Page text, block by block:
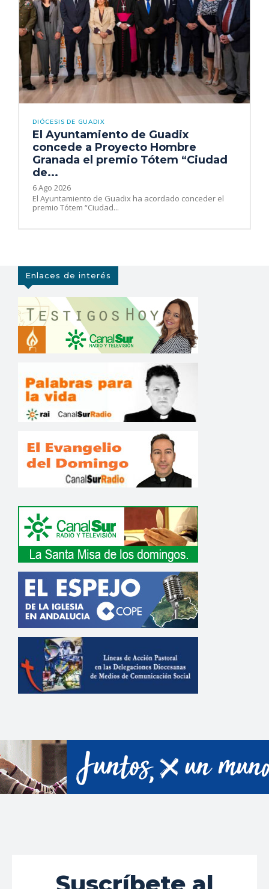
DIÓCESIS DE GUADIX
El Ayuntamiento de Guadix
concede a Proyecto Hombre
Granada el premio Tótem “Ciudad
de...
6 Ago 2026
El Ayuntamiento de Guadix ha acordado conceder el
premio Tótem “Ciudad...
Enlaces de interés